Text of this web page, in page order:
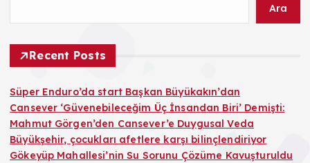
Ara
Recent Posts
Süper Enduro’da start Başkan Büyükakın’dan
Cansever ‘Güvenebileceğim Üç İnsandan Biri’ Demişti:
Mahmut Görgen’den Cansever’e Duygusal Veda
Büyükşehir, çocukları afetlere karşı bilinçlendiriyor
Gökeyüp Mahallesi’nin Su Sorunu Çözüme Kavuşturuldu